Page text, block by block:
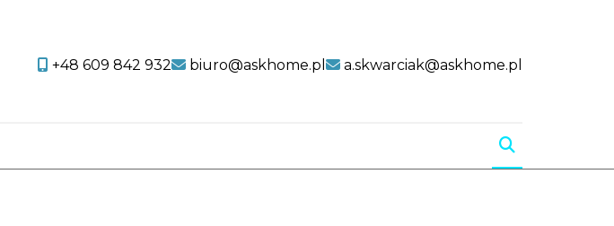
+48 609 842 932 biuro@askhome.pl a.skwarciak@askhome.pl